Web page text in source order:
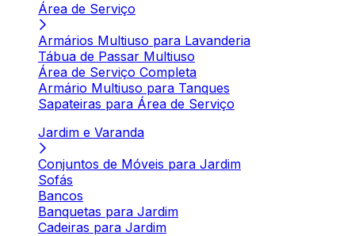
Área de Serviço
Armários Multiuso para Lavanderia
Tábua de Passar Multiuso
Área de Serviço Completa
Armário Multiuso para Tanques
Sapateiras para Área de Serviço
Jardim e Varanda
Conjuntos de Móveis para Jardim
Sofás
Bancos
Banquetas para Jardim
Cadeiras para Jardim